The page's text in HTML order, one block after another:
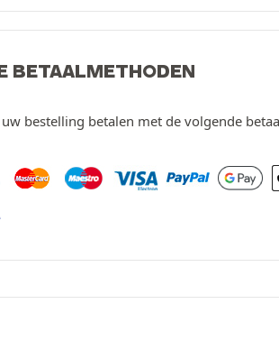
BETAALMETHODEN
bestelling betalen met de volgende